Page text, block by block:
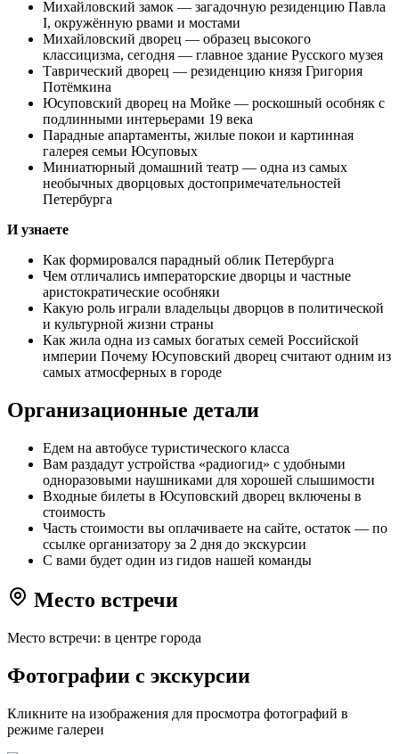
Михайловский замок — загадочную резиденцию Павла
I, окружённую рвами и мостами
Михайловский дворец — образец высокого
классицизма, сегодня — главное здание Русского музея
Таврический дворец — резиденцию князя Григория
Потёмкина
Юсуповский дворец на Мойке — роскошный особняк с
подлинными интерьерами 19 века
Парадные апартаменты, жилые покои и картинная
галерея семьи Юсуповых
Миниатюрный домашний театр — одна из самых
необычных дворцовых достопримечательностей
Петербурга
И узнаете
Как формировался парадный облик Петербурга
Чем отличались императорские дворцы и частные
аристократические особняки
Какую роль играли владельцы дворцов в политической
и культурной жизни страны
Как жила одна из самых богатых семей Российской
империи Почему Юсуповский дворец считают одним из
самых атмосферных в городе
Организационные детали
Едем на автобусе туристического класса
Вам раздадут устройства «радиогид» с удобными
одноразовыми наушниками для хорошей слышимости
Входные билеты в Юсуповский дворец включены в
стоимость
Часть стоимости вы оплачиваете на сайте, остаток — по
ссылке организатору за 2 дня до экскурсии
С вами будет один из гидов нашей команды
Место встречи
Место встречи: в центре города
Фотографии с экскурсии
Кликните на изображения для просмотра фотографий в
режиме галереи